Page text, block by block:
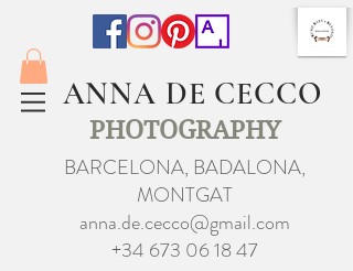
ANNA DE CECCO
PHOTOGRAPHY
BARCELONA, BADALONA,
MONTGAT
anna.de.cecco@gmail.com
+34 673 06 18 47